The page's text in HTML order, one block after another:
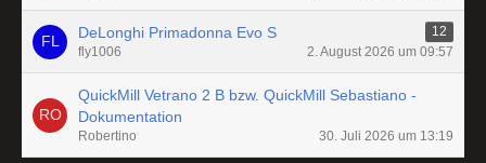
DeLonghi Primadonna Evo S
12
fly1006
2. August 2026 um 09:57
QuickMill Vetrano 2 B bzw. QuickMill Sebastiano -
Dokumentation
Robertino 30. Juli 2026 um 13:19